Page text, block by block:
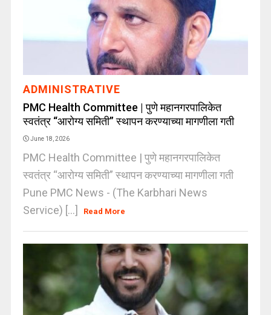
ADMINISTRATIVE
PMC Health Committee | पुणे महानगरपालिकेत
स्वतंत्र “आरोग्य समिती” स्थापन करण्याच्या मागणीला गती
June 18, 2026
PMC Health Committee | पुणे महानगरपालिकेत
स्वतंत्र “आरोग्य समिती” स्थापन करण्याच्या मागणीला गती
Pune PMC News - (The Karbhari News
Service) [...]
Read More